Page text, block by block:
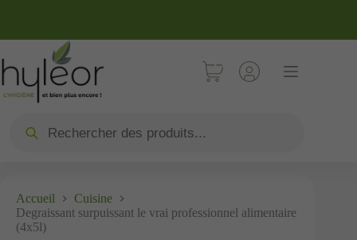
Accueil
Cuisine
Degraissant surpuissant le vrai professionnel alimentaire
(4x5l)